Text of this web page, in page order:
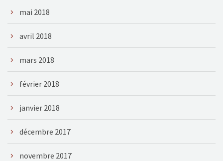
mai 2018
avril 2018
mars 2018
février 2018
janvier 2018
décembre 2017
novembre 2017